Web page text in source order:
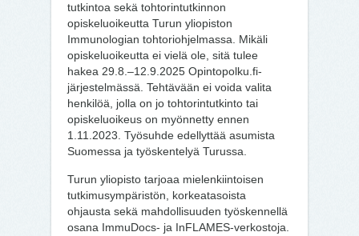
tutkintoa sekä tohtorintutkinnon
opiskeluoikeutta Turun yliopiston
Immunologian tohtoriohjelmassa. Mikäli
opiskeluoikeutta ei vielä ole, sitä tulee
hakea 29.8.–12.9.2025 Opintopolku.fi-
järjestelmässä. Tehtävään ei voida valita
henkilöä, jolla on jo tohtorintutkinto tai
opiskeluoikeus on myönnetty ennen
1.11.2023. Työsuhde edellyttää asumista
Suomessa ja työskentelyä Turussa.
Turun yliopisto tarjoaa mielenkiintoisen
tutkimusympäristön, korkeatasoista
ohjausta sekä mahdollisuuden työskennellä
osana ImmuDocs- ja InFLAMES-verkostoja.